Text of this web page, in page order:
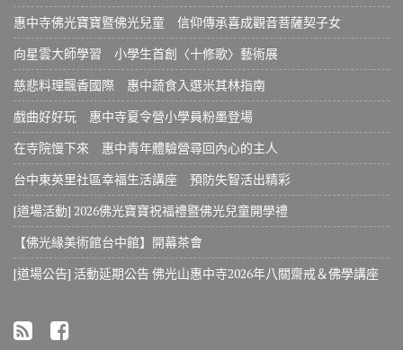
惠中寺佛光寶寶暨佛光兒童 信仰傳承喜成觀音菩薩契子女
向星雲大師學習 小學生首創〈十修歌〉藝術展
慈悲料理飄香國際 惠中蔬食入選米其林指南
戲曲好好玩 惠中寺夏令營小學員粉墨登場
在寺院慢下來 惠中青年體驗營尋回內心的主人
台中東英里社區幸福生活講座 預防失智活出精彩
[道場活動] 2026佛光寶寶祝福禮暨佛光兒童開學禮
【佛光緣美術館台中館】開幕茶會
[道場公告] 活動延期公告 佛光山惠中寺2026年八關齋戒＆佛學講座